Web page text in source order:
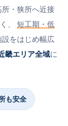
・狭所へ近接
、 短工期・低
をはじめ幅広
畿エリア全域に
も安全